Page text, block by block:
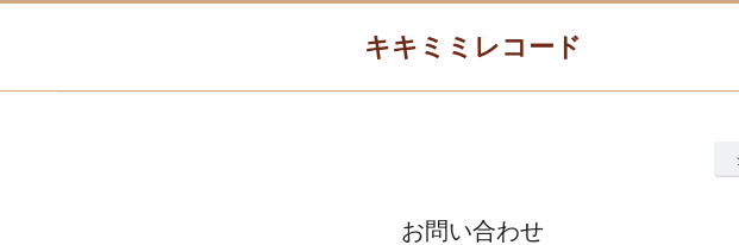
キキミミレコード
お問い合わせ